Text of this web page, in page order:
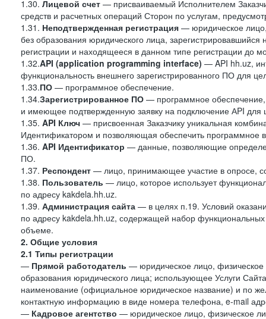
1.30. Лицевой счет — присваиваемый Исполнителем
средств и расчетных операций Сторон по услугам,
1.31. Неподтвержденная регистрация — юридическое
без образования юридического лица,
регистрации и находящееся в данном типе регистрации до
1.32.API (application programming interface) — API hh.uz,
функциональность внешнего зарегистрированного ПО для
1.33.ПО — программное обеспечение.
1.34.Зарегистрированное ПО — программное
и имеющее подтвержденную заявку на подключение АPI для
1.35. API Ключ — присвоенная Заказчику уникальная
Идентификатором и позволяющая обеспечить программное
1.36. API Идентификатор — данные, позволяющие
ПО.
1.37. Респондент — лицо, принимающее участие в опросе,
1.38. Пользователь — лицо, которое использует
по адресу kakdela.hh.uz.
1.39. Администрация сайта — в целях п.19. Условий
по адресу kakdela.hh.uz, содержащей набор
объеме.
2. Общие условия
2.1 Типы регистрации
— Прямой работодатель — юридическое лицо,
образования юридического лица; использующее Услуги
наименование (официальное юридическое название) и по
контактную информацию в виде номера телефона, e-mail
— Кадровое агентство — юридическое лицо, физическое